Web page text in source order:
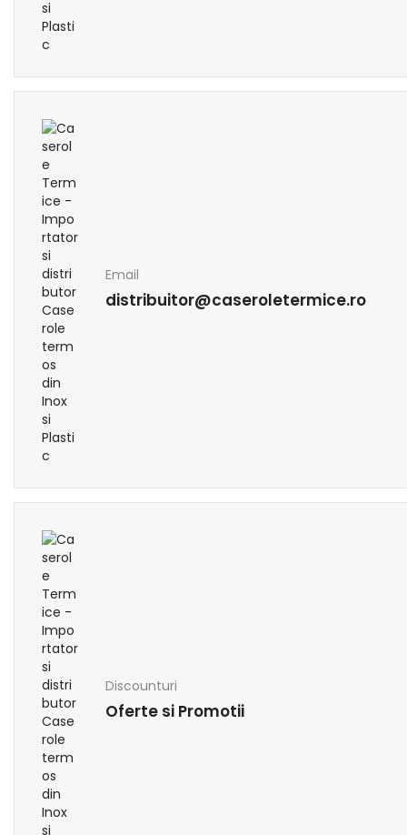
Email
distribuitor@caseroletermice.ro
Discounturi
Oferte si Promotii